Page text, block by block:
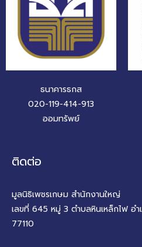
ธนาคารธกส
020-119-414-913
ออมทรัพย์
ติดต่อ
มูลนิธิเพชรเกษม สำนักงานใหญ่
เลขที่ 645 หมู่ 3 ตำบลหินเหล็กไฟ อ
77110